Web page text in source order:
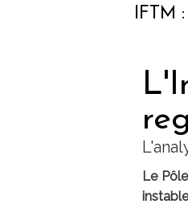
IFTM :
Le